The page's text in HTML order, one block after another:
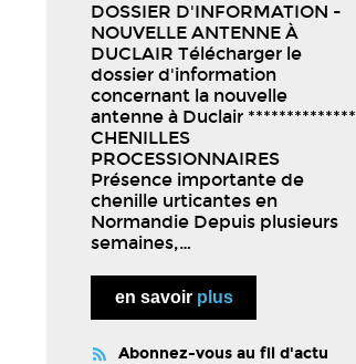
DOSSIER D'INFORMATION -
NOUVELLE ANTENNE À
DUCLAIR Télécharger le
dossier d'information
concernant la nouvelle
antenne à Duclair **************
CHENILLES
PROCESSIONNAIRES
Présence importante de
chenille urticantes en
Normandie Depuis plusieurs
semaines,…
en savoir plus
Abonnez-vous au fil d'actu